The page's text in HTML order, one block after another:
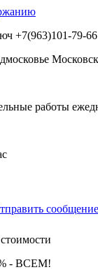
+7(963)101-79-66
работы
- ВСЕМ!